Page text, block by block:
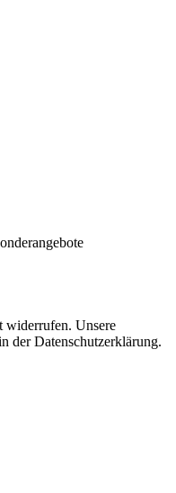
widerrufen. Unsere
der Datenschutzerklärung.